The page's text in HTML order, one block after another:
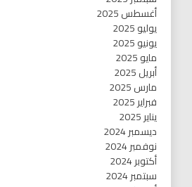
أغسطس 2025
يوليو 2025
يونيو 2025
مايو 2025
أبريل 2025
مارس 2025
فبراير 2025
يناير 2025
ديسمبر 2024
نوفمبر 2024
أكتوبر 2024
سبتمبر 2024